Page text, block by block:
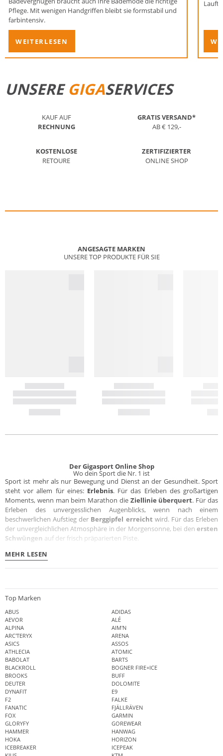
Pflege. Mit wenigen Handgriffen bleibt sie formstabil und
farbintensiv.
WEITERLESEN
UNSEREGIGASERVICES
KAUF AUF
RECHNUNG
GRATIS VERSAND*
AB € 129,-
KOSTENLOSE
RETOURE
ZERTIFIZIERTER
ONLINE SHOP
ANGESAGTE MARKEN
UNSERE TOP PRODUKTE FÜR SIE
Der Gigasport Online Shop
Wo dein Sport die Nr. 1 ist
Sport ist mehr als nur Bewegung und Dienst an der Gesundheit. Sport
steht vor allem für eines: Erlebnis. Für das Erleben des großartigen
Moments, wenn man beim Marathon die Ziellinie überquert. Für das
Erleben des unvergesslichen Augenblicks, wenn nach einem
beschwerlichen Aufstieg der Berggipfel erreicht wird. Für das Erleben
der unvergleichlichen Atmosphäre in der Morgensonne, bei den ersten
Schwüngen auf der frisch präparierten Piste.
MEHR LESEN
Top Marken
ABUS
ADIDAS
AEVOR
ALÉ
ALPINA
AIM'N
ARC'TERYX
ARENA
ASICS
ASSOS
ATHLECIA
ATOMIC
BABOLAT
BARTS
BLACKROLL
BOGNER FIRE+ICE
BROOKS
BUFF
DEUTER
DOLOMITE
DYNAFIT
E9
F2
FALKE
FANATIC
FJÄLLRÄVEN
FOX
GARMIN
GLORYFY
GOREWEAR
HAMMER
HANWAG
HOKA
HORIZON
ICEBREAKER
ICEPEAK